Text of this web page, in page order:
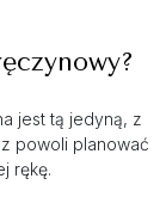
jest tą jedyną, z
powoli planować
rękę.